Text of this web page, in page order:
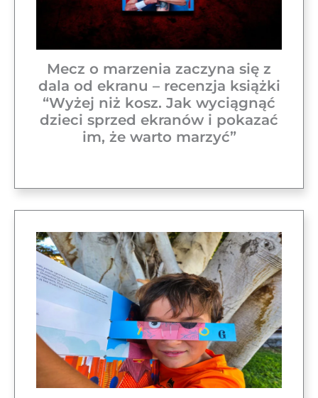
Mecz o marzenia zaczyna się z
dala od ekranu – recenzja książki
“Wyżej niż kosz. Jak wyciągnąć
dzieci sprzed ekranów i pokazać
im, że warto marzyć”